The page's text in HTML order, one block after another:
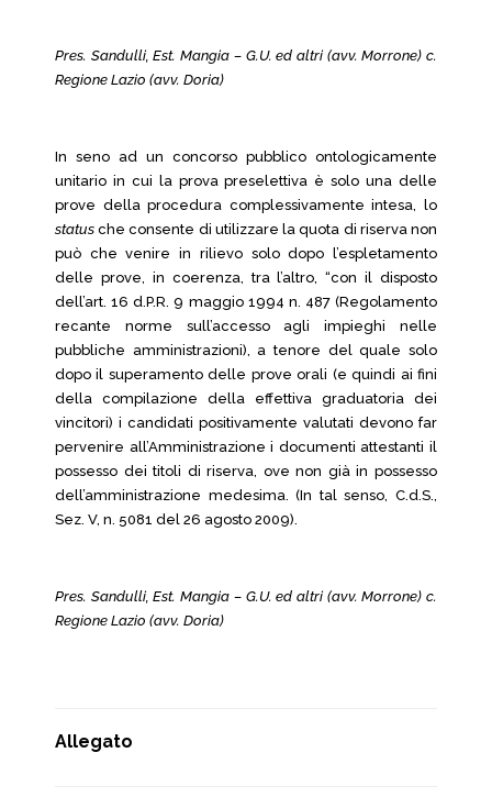
Pres. Sandulli, Est. Mangia – G.U. ed altri (avv. Morrone) c.
Regione Lazio (avv. Doria)
In seno ad un concorso pubblico ontologicamente
unitario in cui la prova preselettiva è solo una delle
prove della procedura complessivamente intesa, lo
status che consente di utilizzare la quota di riserva non
può che venire in rilievo solo dopo l’espletamento
delle prove, in coerenza, tra l’altro, “con il disposto
dell’art. 16 d.P.R. 9 maggio 1994 n. 487 (Regolamento
recante norme sull’accesso agli impieghi nelle
pubbliche amministrazioni), a tenore del quale solo
dopo il superamento delle prove orali (e quindi ai fini
della compilazione della effettiva graduatoria dei
vincitori) i candidati positivamente valutati devono far
pervenire all’Amministrazione i documenti attestanti il
possesso dei titoli di riserva, ove non già in possesso
dell’amministrazione medesima. (In tal senso, C.d.S.,
Sez. V, n. 5081 del 26 agosto 2009).
Pres. Sandulli, Est. Mangia – G.U. ed altri (avv. Morrone) c.
Regione Lazio (avv. Doria)
Allegato